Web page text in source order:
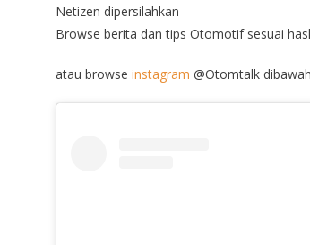
Netizen dipersilahkan
Browse berita dan tips Otomotif sesuai
atau browse instagram @Otomtalk